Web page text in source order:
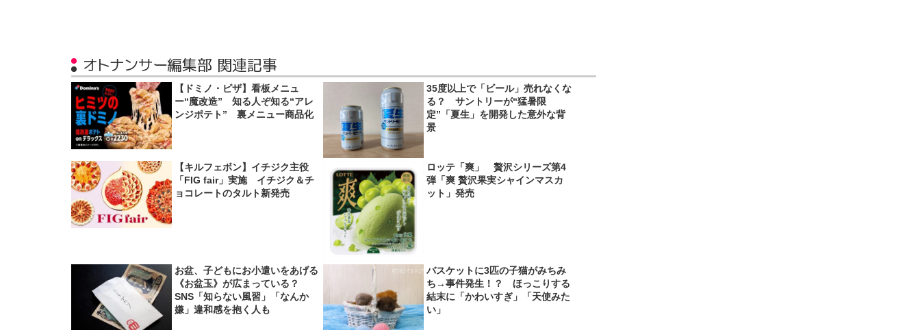
オトナンサー編集部 関連記事
【ドミノ・ピザ】看板メニュ
ー“魔改造” 知る人ぞ知る“アレ
ンジポテト” 裏メニュー商品化
35度以上で「ビール」売れなくな
る？ サントリーが“猛暑限
定”「夏生」を開発した意外な背
景
【キルフェボン】イチジク主役
「FIG fair」実施 イチジク＆チ
ョコレートのタルト新発売
ロッテ「爽」 贅沢シリーズ第4
弾「爽 贅沢果実シャインマスカ
ット」発売
お盆、子どもにお小遣いをあげる
《お盆玉》が広まっている？
SNS「知らない風習」「なんか
嫌」違和感を抱く人も
バスケットに3匹の子猫がみちみ
ち→事件発生！？ ほっこりする
結末に「かわいすぎ」「天使みた
い」